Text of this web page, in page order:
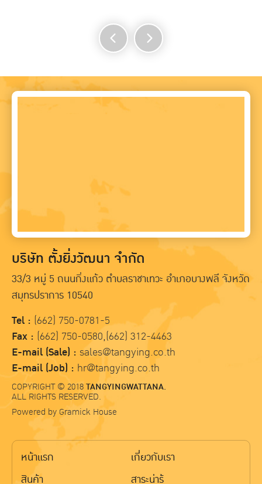
บริษัท ตั้งยิ่งวัฒนา จำกัด
33/3 หมู่ 5 ถนนกิ่งแก้ว ตำบลราชาเทวะ อำเภอบางพลี จังหวัด
สมุทรปราการ 10540
Tel : (662) 750-0781-5
Fax : (662) 750-0580,(662) 312-4463
E-mail (Sale) : sales@tangying.co.th
E-mail (Job) : hr@tangying.co.th
COPYRIGHT © 2018TANGYINGWATTANA.
ALL RIGHTS RESERVED.
Powered byGramick House
หน้าแรก
เกี่ยวกับเรา
สินค้า
สาระน่ารู้